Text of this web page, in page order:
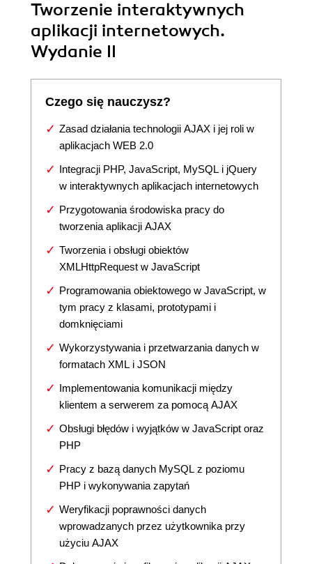
Tworzenie interaktywnych
aplikacji internetowych.
Wydanie II
Czego się nauczysz?
Zasad działania technologii AJAX i jej roli w
aplikacjach WEB 2.0
Integracji PHP, JavaScript, MySQL i jQuery
w interaktywnych aplikacjach internetowych
Przygotowania środowiska pracy do
tworzenia aplikacji AJAX
Tworzenia i obsługi obiektów
XMLHttpRequest w JavaScript
Programowania obiektowego w JavaScript, w
tym pracy z klasami, prototypami i
domknięciami
Wykorzystywania i przetwarzania danych w
formatach XML i JSON
Implementowania komunikacji między
klientem a serwerem za pomocą AJAX
Obsługi błędów i wyjątków w JavaScript oraz
PHP
Pracy z bazą danych MySQL z poziomu
PHP i wykonywania zapytań
Weryfikacji poprawności danych
wprowadzanych przez użytkownika przy
użyciu AJAX